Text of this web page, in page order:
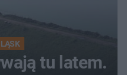
tu latem.